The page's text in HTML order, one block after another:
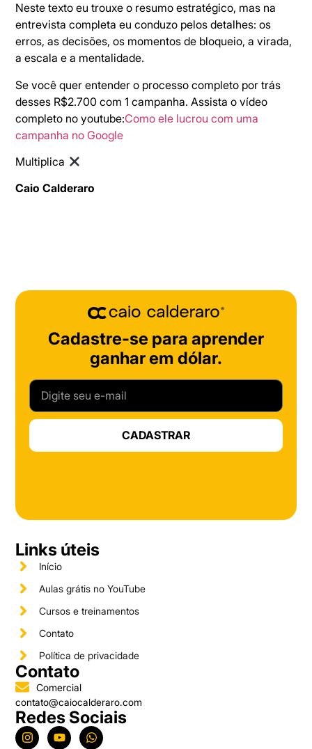
Neste texto eu trouxe o resumo estratégico, mas na
entrevista completa eu conduzo pelos detalhes: os
erros, as decisões, os momentos de bloqueio, a virada,
a escala e a mentalidade.
Se você quer entender o processo completo por trás
desses R$2.700 com 1 campanha. Assista o vídeo
completo no youtube:Como ele lucrou com uma
campanha no Google
Multiplica
Caio Calderaro
Cadastre-se para aprender
ganhar em dólar.
CADASTRAR
Links úteis
Início
Aulas grátis no YouTube
Cursos e treinamentos
Contato
Política de privacidade
Contato
Comercial
contato@caiocalderaro.com
Redes Sociais